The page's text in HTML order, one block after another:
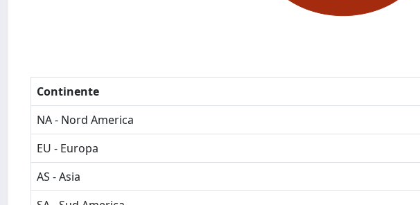
Continente
NA - Nord America
EU - Europa
AS - Asia